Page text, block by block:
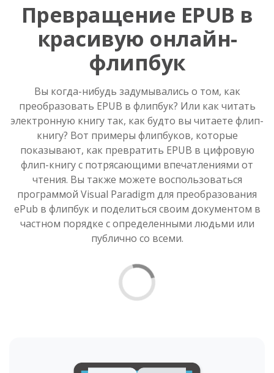
Превращение EPUB в
красивую онлайн-
флипбук
Вы когда-нибудь задумывались о том, как
преобразовать EPUB в флипбук? Или как читать
электронную книгу так, как будто вы читаете флип-
книгу? Вот примеры флипбуков, которые
показывают, как превратить EPUB в цифровую
флип-книгу с потрясающими впечатлениями от
чтения. Вы также можете воспользоваться
программой Visual Paradigm для преобразования
ePub в флипбук и поделиться своим документом в
частном порядке с определенными людьми или
публично со всеми.